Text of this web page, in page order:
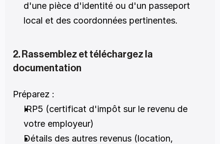
d'une pièce d'identité ou d'un passeport
local et des coordonnées pertinentes.
2. Rassemblez et téléchargez la
documentation
Préparez :
IRP5 (certificat d'impôt sur le revenu de
votre employeur)
Détails des autres revenus (location,